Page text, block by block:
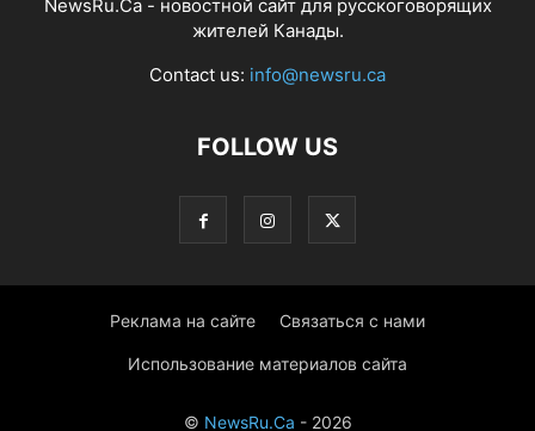
NewsRu.Ca - новостной сайт для русскоговорящих
жителей Канады.
Contact us: info@newsru.ca
FOLLOW US
Реклама на сайте Связаться с нами
Использование материалов сайта
© NewsRu.Ca - 2026